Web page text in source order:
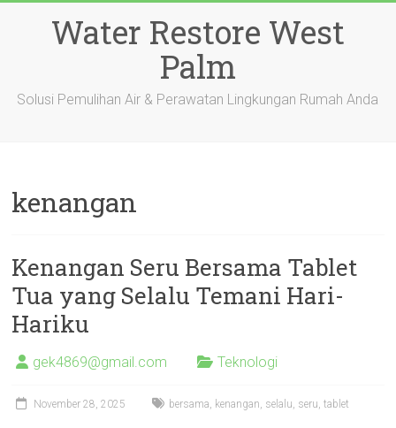
Water Restore West
Palm
Solusi Pemulihan Air & Perawatan Lingkungan Rumah Anda
kenangan
Kenangan Seru Bersama Tablet
Tua yang Selalu Temani Hari-
Hariku
gek4869@gmail.com Teknologi
November 28, 2025 bersama, kenangan, selalu, seru,tablet